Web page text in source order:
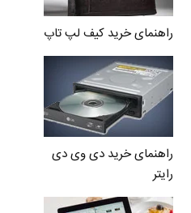
راهنمای خرید کیف لپ تاپ
راهنمای خرید دی وی دی
رایتر